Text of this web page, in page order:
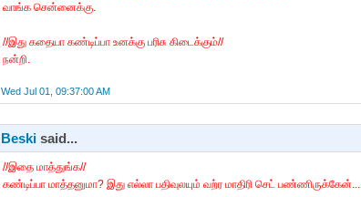
வாங்க சென்னைக்கு.
//இது கதையா கண்டிப்பா உனக்கு பரிசு கிடைக்கும்//
நன்றி.
Wed Jul 01, 09:37:00 AM
Beskisaid...
//இதை மாத்துங்க//
கண்டிப்பா மாத்தனுமா? இது எல்லா பதிவுலயும் வற்ர மாதிரி செட் பண்ணிருக்கேன்...